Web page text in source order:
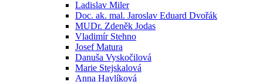
Ladislav Miler
Doc. ak. mal. Jaroslav Eduard Dvořák
MUDr. Zdeněk Jodas
Vladimír Stehno
Josef Matura
Danuša Vyskočilová
Marie Stejskalová
Anna Havlíková